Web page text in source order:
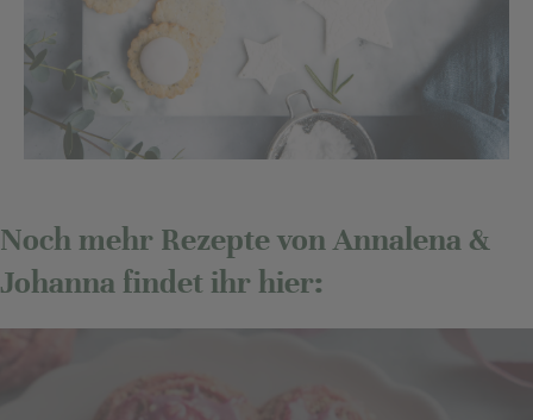
Noch mehr Rezepte von Annalena &
Johanna findet ihr hier: